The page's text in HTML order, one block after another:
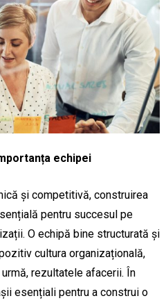
echipei
și competitivă, construirea
pentru succesul pe
O echipă bine structurată și
cultura organizațională,
rezultatele afacerii. În
esențiali pentru a construi o